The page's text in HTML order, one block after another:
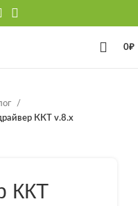
0₽
ККТ v.8.x
ККТ